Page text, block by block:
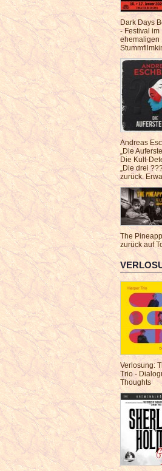
Dark Days
- Festival im
ehemaligen
Andreas
„Die
Die Kult-
„Die drei
zurück.
The
zurück auf
Verlosung:
Trio -
Thoughts